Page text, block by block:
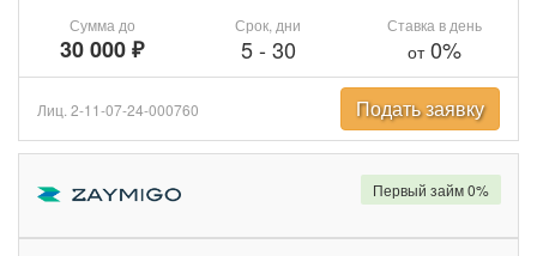
Сумма до
30 000 ₽
Срок, дни
5- 30
Ставка в день
от0%
Лиц. 2-11-07-24-000760 Подать заявку
Первый займ 0%